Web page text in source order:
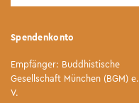
Spendenkonto
Empfänger: Buddhistische
Gesellschaft München (BGM) e.
V.